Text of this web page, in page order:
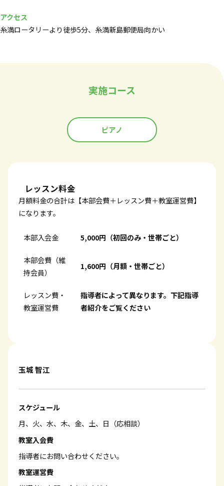
アクセス
糸満ロータリーより徒歩5分、糸満新島郵便局向かい
実施コース
ピアノ
レッスン料金
月額料金の合計は【本部会費＋レッスン費＋教室運営費】
になります。
本部入会金 5,000円（初回のみ・世帯ごと）
本部会費（維
持会員）
1,600円（月額・世帯ごと）
レッスン費・
教室運営費
指導者によって異なります。下記指導
者紹介をご覧ください
玉城 智江
スケジュール
月、火、水、木、金、土、日（応相談）
教室入会費
指導者にお問い合わせください。
教室運営費